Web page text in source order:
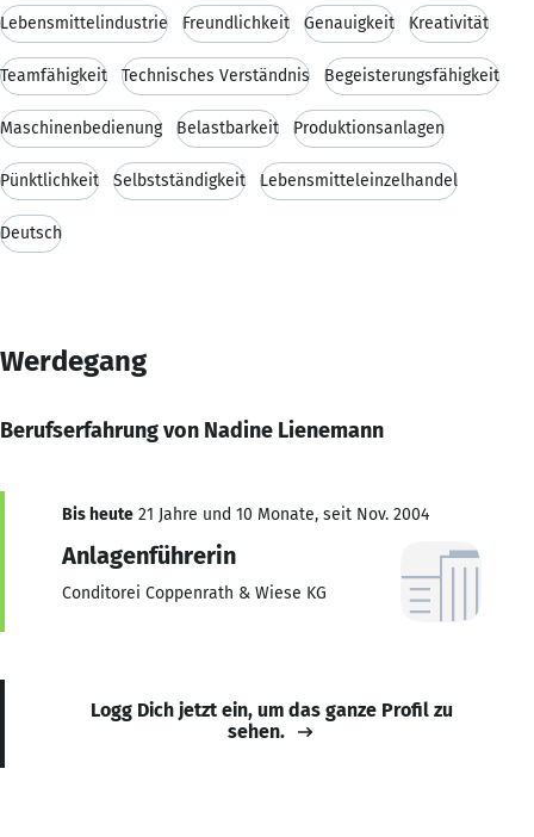
Lebensmittelindustrie Freundlichkeit Genauigkeit Kreativität
Teamfähigkeit Technisches Verständnis Begeisterungsfähigkeit
Maschinenbedienung Belastbarkeit Produktionsanlagen
Pünktlichkeit Selbstständigkeit Lebensmitteleinzelhandel
Deutsch
Werdegang
Berufserfahrung von Nadine Lienemann
Bis heute 21 Jahre und 10 Monate, seit Nov. 2004
Anlagenführerin
Conditorei Coppenrath & Wiese KG
Logg Dich jetzt ein, um das ganze Profil zu
sehen.